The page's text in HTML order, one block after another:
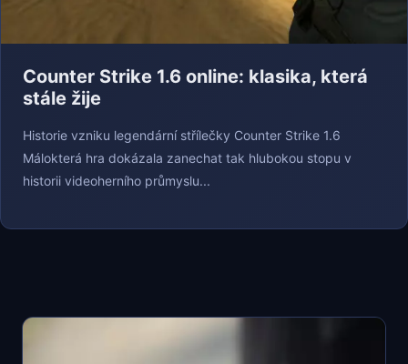
Counter Strike 1.6 online: klasika, která
stále žije
Historie vzniku legendární střílečky Counter Strike 1.6
Málokterá hra dokázala zanechat tak hlubokou stopu v
historii videoherního průmyslu...